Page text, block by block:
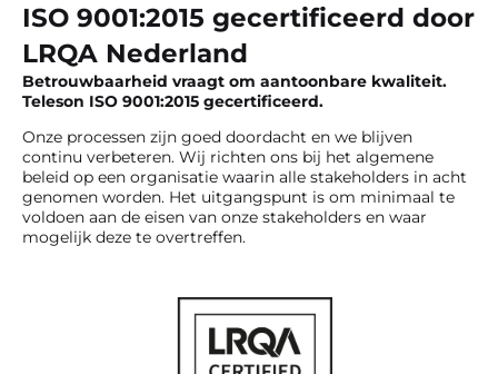
ISO 9001:2015 gecertificeerd door
LRQA Nederland
Betrouwbaarheid vraagt om aantoonbare kwaliteit.
Teleson ISO 9001:2015 gecertificeerd.
Onze processen zijn goed doordacht en we blijven
continu verbeteren. Wij richten ons bij het algemene
beleid op een organisatie waarin alle stakeholders in acht
genomen worden. Het uitgangspunt is om minimaal te
voldoen aan de eisen van onze stakeholders en waar
mogelijk deze te overtreffen.